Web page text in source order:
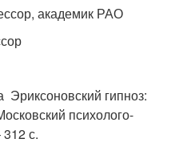
академик РАО
гипноз:
психолого-
с.